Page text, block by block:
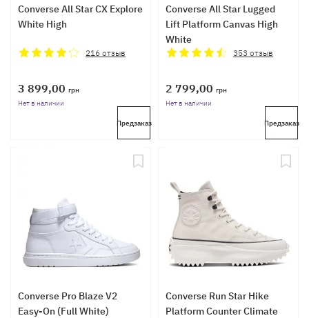
Converse All Star CX Explore
White High
216отзыв
3 899,00 грн
Нет в наличии
Предзаказ
Converse All Star Lugged
Lift Platform Canvas High
White
353 отзыв
2 799,00 грн
Нет в наличии
Предзаказ
Converse Pro Blaze V2
Easy-On (Full White)
Converse Run Star Hike
Platform Counter Climate